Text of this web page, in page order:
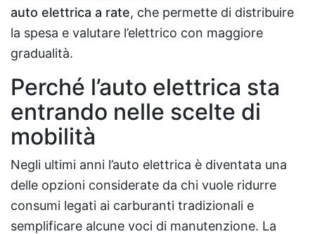
auto elettrica a rate, che permette di distribuire
la spesa e valutare l’elettrico con maggiore
gradualità.
Perché l’auto elettrica sta
entrando nelle scelte di
mobilità
Negli ultimi anni l’auto elettrica è diventata una
delle opzioni considerate da chi vuole ridurre
consumi legati ai carburanti tradizionali e
semplificare alcune voci di manutenzione. La